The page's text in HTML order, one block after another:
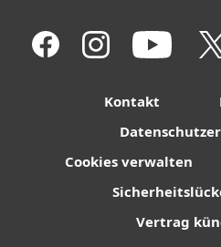
Kontakt
Cookies verwalten
Vertrag